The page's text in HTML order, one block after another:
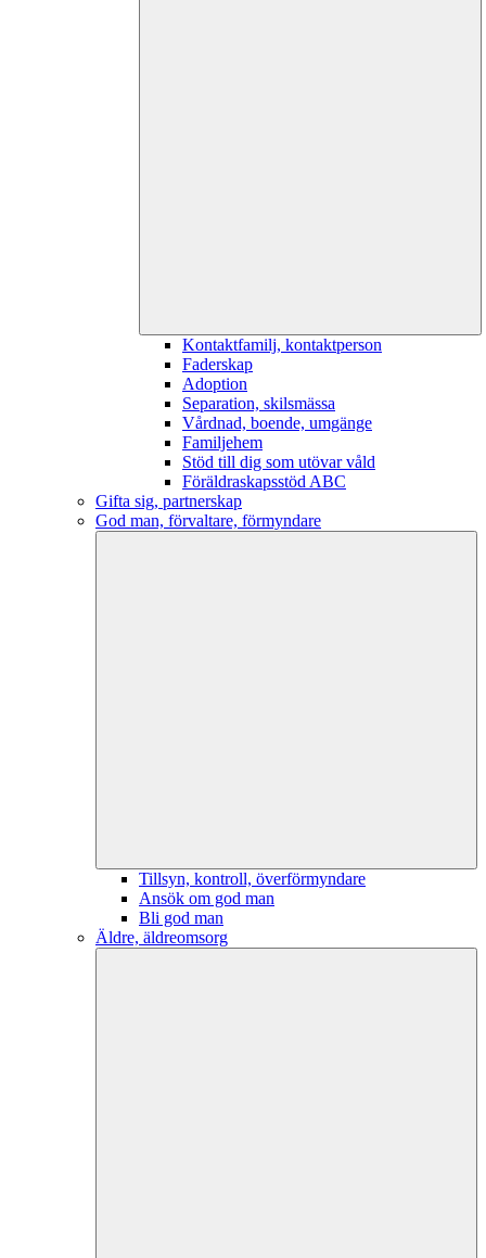
Kontaktfamilj, kontaktperson
Faderskap
Adoption
Separation, skilsmässa
Vårdnad, boende, umgänge
Familjehem
Stöd till dig som utövar våld
Föräldraskapsstöd ABC
Gifta sig, partnerskap
God man, förvaltare, förmyndare
Tillsyn, kontroll, överförmyndare
Ansök om god man
Bli god man
Äldre, äldreomsorg